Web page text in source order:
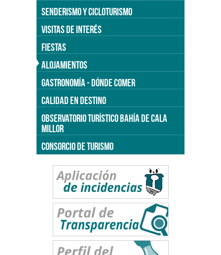
SENDERISMO Y CICLOTURISMO
VISITAS DE INTERÉS
FIESTAS
ALOJAMIENTOS
GASTRONOMÍA - DÓNDE COMER
CALIDAD EN DESTINO
OBSERVATORIO TURÍSTICO BAHÍA DE CALA
MILLOR
CONSORCIO DE TURISMO